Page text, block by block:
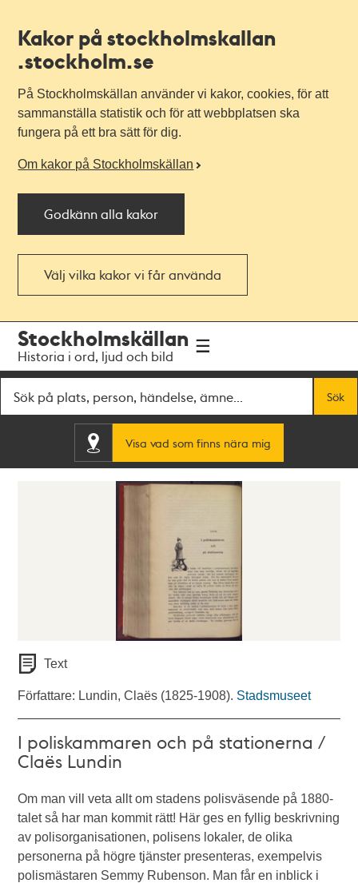
Kakor på stockholmskallan
.stockholm.se
På Stockholmskällan använder vi kakor, cookies, för att
sammanställa statistik och för att webbplatsen ska
fungera på ett bra sätt för dig.
Om kakor på Stockholmskällan
Godkänn alla kakor
Välj vilka kakor vi får använda
navigationen
huvudinnehållet
Stockholmskällan
Historia i ord, ljud och bild
Sök
Visa vad som finns nära mig
Text
Författare: Lundin, Claës (1825-1908). Stadsmuseet
I poliskammaren och på stationerna /
Claës Lundin
Om man vill veta allt om stadens polisväsende på 1880-
talet så har man kommit rätt! Här ges en fyllig beskrivning
av polisorganisationen, polisens lokaler, de olika
personerna på högre tjänster presenteras, exempelvis
polismästaren Semmy Rubenson. Man får en inblick i